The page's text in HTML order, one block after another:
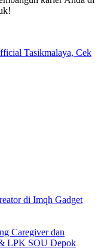
Tasikmalaya, Cek
di Imqh Gadget
Caregiver dan
LPK SOU Depok